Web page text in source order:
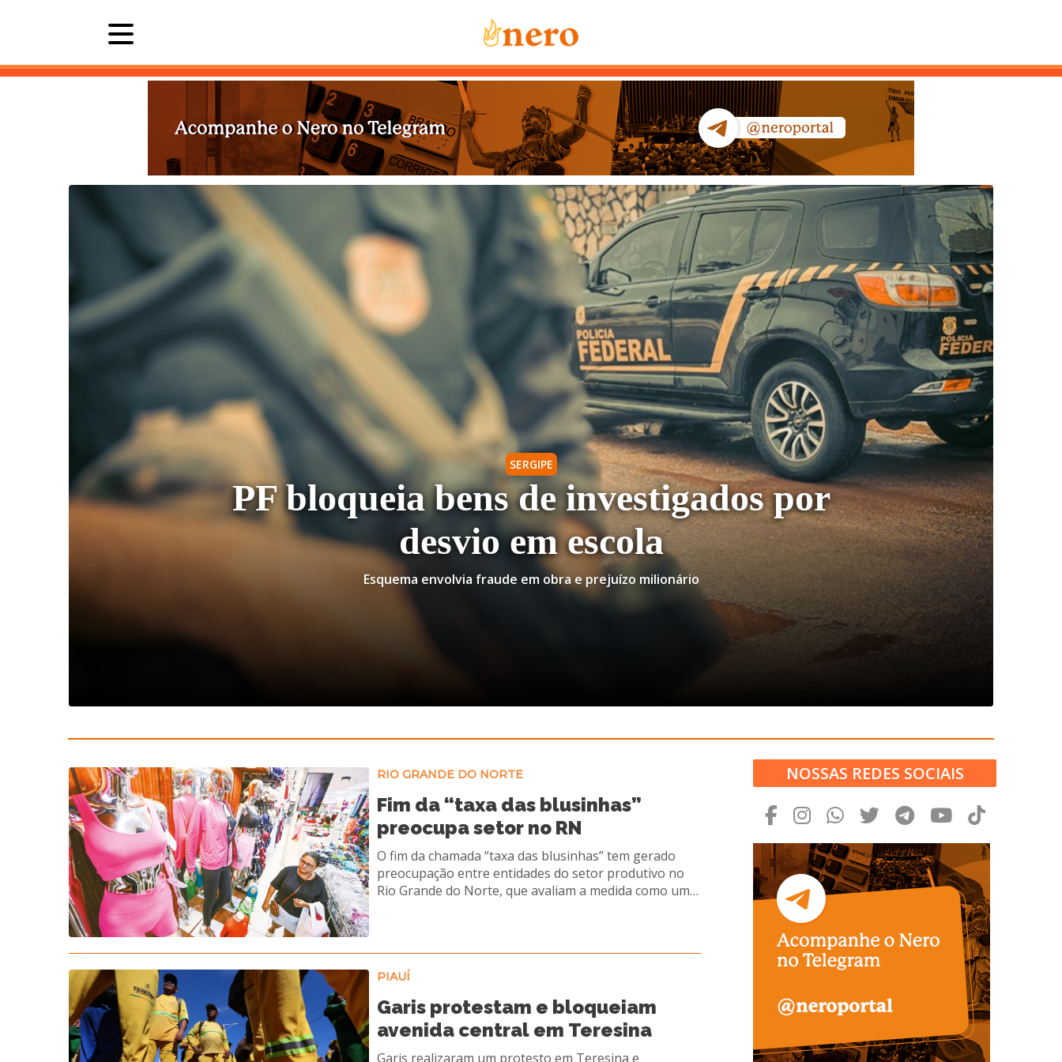
Mais Lidas Sobre Nós
SERGIPE
PF bloqueia bens de investigados por
desvio em escola
Esquema envolvia fraude em obra e prejuízo milionário
NOSSAS REDES SOCIAIS
RIO GRANDE DO NORTE
Fim da “taxa das blusinhas”
preocupa setor no RN
O fim da chamada “taxa das blusinhas” tem gerado
preocupação entre entidades do setor produtivo no
Rio Grande do Norte, que avaliam a medida como um
ampliar a concorrência com produtos estrangeiros e
impactar diretamente o comércio potiguar.
mudança pode desequilibrar o ambiente de negócios,
favorecendo plataformas internacionais em
PIAUÍ
Garis protestam e bloqueiam
avenida central em Teresina
Garis realizaram um protesto em Teresina e